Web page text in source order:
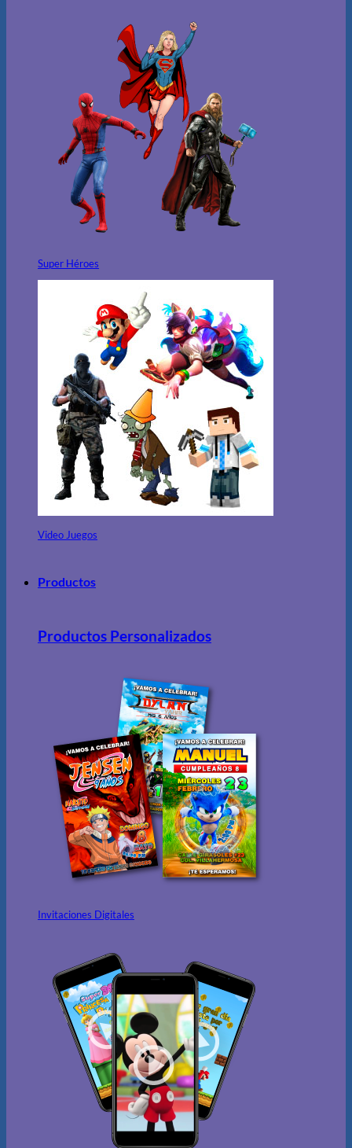
Super Héroes
Video Juegos
Productos
Productos Personalizados
Invitaciones Digitales